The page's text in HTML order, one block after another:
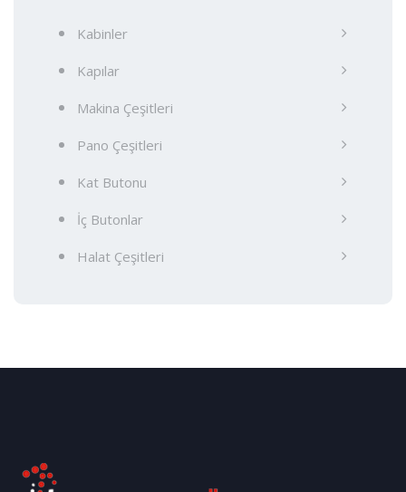
Kabinler
Kapılar
Makina Çeşitleri
Pano Çeşitleri
Kat Butonu
İç Butonlar
Halat Çeşitleri